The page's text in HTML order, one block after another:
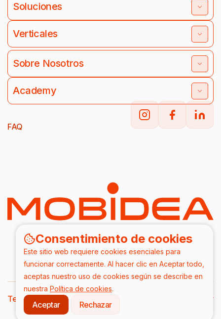
Consentimiento de cookies
Este sitio web requiere cookies esenciales para
funcionar correctamente. Al hacer clic en Aceptar todo,
aceptas nuestro uso de cookies según se describe en
nuestra Política de cookies.
Aceptar Rechazar
Soluciones
Verticales
Sobre Nosotros
Academy
FAQ
2026/ Todos los derechos reservados
DPA
Terms & Conditions Privacy Policy